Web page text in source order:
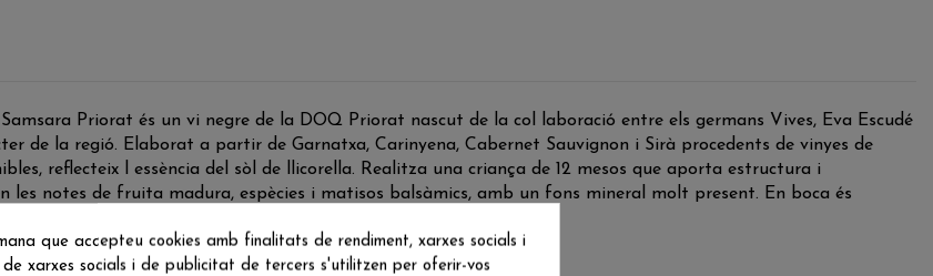
Priorat és un vi negre de la DOQ Priorat nascut de la col laboració entre els germans Vives, Eva Escudé
la regió. Elaborat a partir de Garnatxa, Carinyena, Cabernet Sauvignon i Sirà procedents de vinyes de
reflecteix l essència del sòl de llicorella. Realitza una criança de 12 mesos que aporta estructura i
notes de fruita madura, espècies i matisos balsàmics, amb un fons mineral molt present. En boca és
i elegància en un conjunt harmònic i expressiu.
que accepteu cookies amb finalitats de rendiment, xarxes socials i
xarxes socials i de publicitat de tercers s'utilitzen per oferir-vos